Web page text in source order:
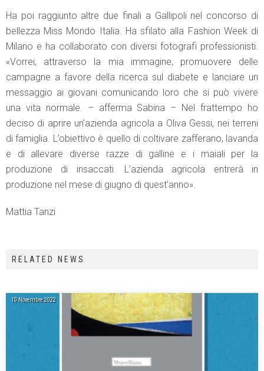
Ha poi raggiunto altre due finali a Gallipoli nel concorso di
bellezza Miss Mondo Italia. Ha sfilato alla Fashion Week di
Milano e ha collaborato con diversi fotografi professionisti.
«Vorrei, attraverso la mia immagine, promuovere delle
campagne a favore della ricerca sul diabete e lanciare un
messaggio ai giovani comunicando loro che si può vivere
una vita normale. – afferma Sabina – Nel frattempo ho
deciso di aprire un’azienda agricola a Oliva Gessi, nei terreni
di famiglia. L’obiettivo è quello di coltivare zafferano, lavanda
e di allevare diverse razze di galline e i maiali per la
produzione di insaccati. L’azienda agricola entrerà in
produzione nel mese di giugno di quest’anno».
Mattia Tanzi
RELATED NEWS
10 Novembre 2022